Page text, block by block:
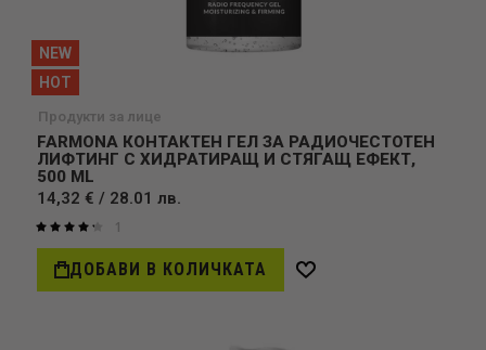
NEW
HOT
Продукти за лице
FARMONA КОНТАКТЕН ГЕЛ ЗА РАДИОЧЕСТОТЕН
ЛИФТИНГ С ХИДРАТИРАЩ И СТЯГАЩ ЕФЕКТ,
500 ML
14,32 € / 28.01 лв.
Оценка: 1
ДОБАВИ В КОЛИЧКАТА
Добави